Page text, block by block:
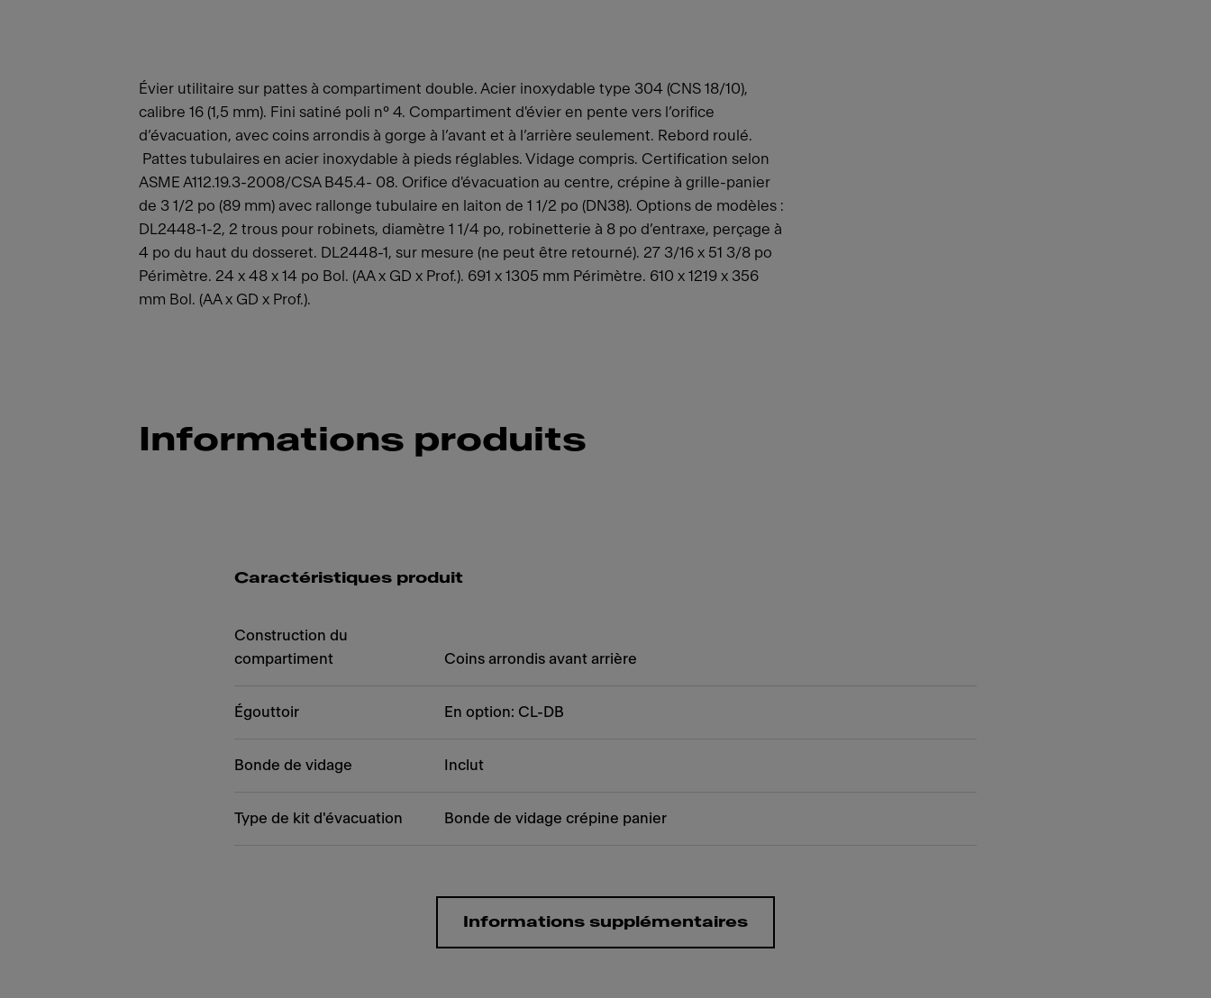
Évier utilitaire sur pattes à compartiment double. Acier inoxydable type 304 (CNS 18/10),
calibre 16 (1,5 mm). Fini satiné poli n° 4. Compartiment d'évier en pente vers l’orifice
d’évacuation, avec coins arrondis à gorge à l’avant et à l’arrière seulement. Rebord roulé.
Pattes tubulaires en acier inoxydable à pieds réglables. Vidage compris. Certification selon
ASME A112.19.3-2008/CSA B45.4- 08. Orifice d'évacuation au centre, crépine à grille-panier
de 3 1/2 po (89 mm) avec rallonge tubulaire en laiton de 1 1/2 po (DN38). Options de modèles :
DL2448-1-2, 2 trous pour robinets, diamètre 1 1/4 po, robinetterie à 8 po d’entraxe, perçage à
4 po du haut du dosseret. DL2448-1, sur mesure (ne peut être retourné). 27 3/16 x 51 3/8 po
Périmètre. 24 x 48 x 14 po Bol. (AA x GD x Prof.). 691 x 1305 mm Périmètre. 610 x 1219 x 356
mm Bol. (AA x GD x Prof.).
Informations produits
Caractéristiques produit
Construction du
compartiment
Coins arrondis avant arrière
Égouttoir En option: CL-DB
Bonde de vidage Inclut
Type de kit d'évacuation Bonde de vidage crépine panier
Informations supplémentaires